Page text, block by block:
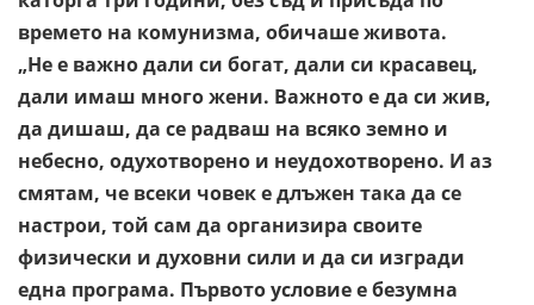
времето на комунизма, обичаше живота.
„Не е важно дали си богат, дали си красавец,
дали имаш многожени. Важното е да си жив,
да дишаш, да се радваш на всякоземно и
небесно, одухотворено и неудохотворено. И аз
смятам, че всеки човек е длъжен така да се
настрои, той сам да организира своите
физически и духовни сили и да си изгради
една програма. Първото условие е безумна